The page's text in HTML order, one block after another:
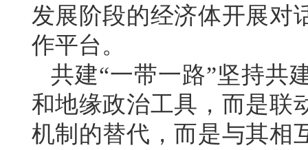
发展阶段的经济体开展对
作平台。
共建“一带一路”坚持共
和地缘政治工具，而是联
机制的替代，而是与其相